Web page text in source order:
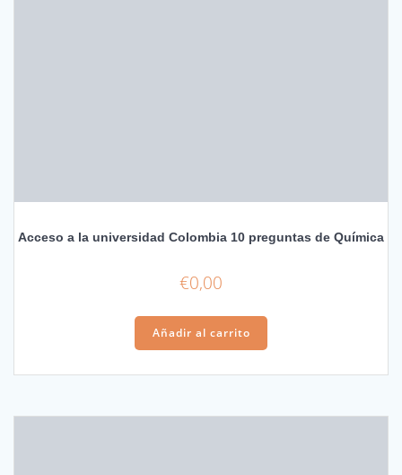
Acceso a la universidad Colombia 10 preguntas de Química
€0,00
Añadir al carrito